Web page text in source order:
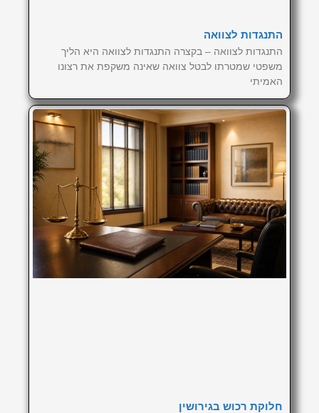
התנגדות לצוואה
התנגדות לצוואה – בקצרה התנגדות לצוואה היא הליך
משפטי שמטרתו לבטל צוואה שאינה משקפת את רצונו
האמיתי
חלוקת רכוש בגירושין